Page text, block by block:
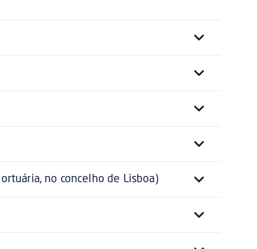
no concelho de Lisboa)